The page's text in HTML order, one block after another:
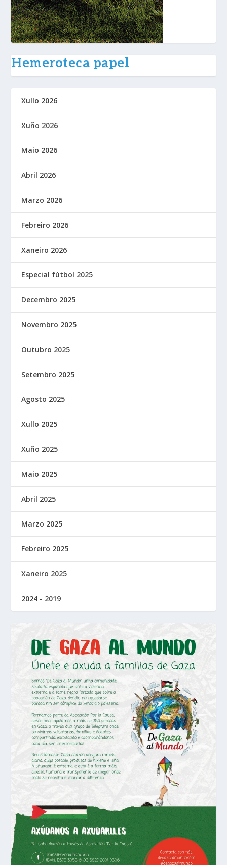
Hemeroteca papel
Xullo 2026
Xuño 2026
Maio 2026
Abril 2026
Marzo 2026
Febreiro 2026
Xaneiro 2026
Especial fútbol 2025
Decembro 2025
Novembro 2025
Outubro 2025
Setembro 2025
Agosto 2025
Xullo 2025
Xuño 2025
Maio 2025
Abril 2025
Marzo 2025
Febreiro 2025
Xaneiro 2025
2024 - 2019